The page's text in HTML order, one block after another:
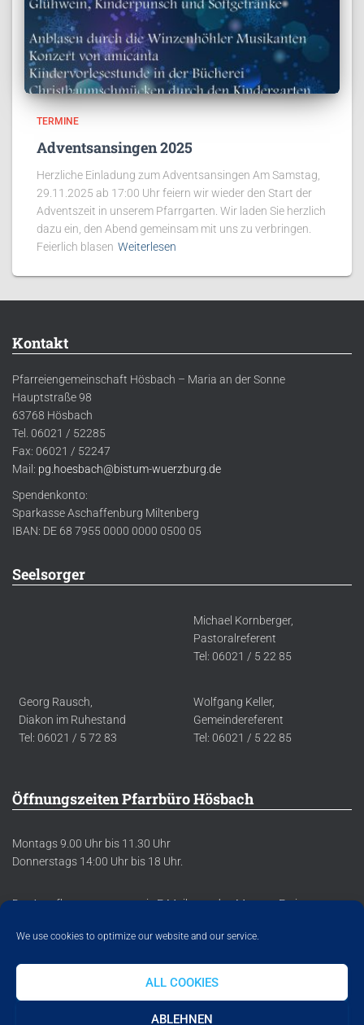
We use cookies to optimize our website and our service.
ALL COOKIES
ABLEHNEN
TERMINE
Adventsansingen 2025
Herzliche Einladung zum Adventsansingen Am Samstag,
29.11.2025 ab 17:00 Uhr feiern wir wieder den Start der
Adventszeit in unserem Pfarrgarten. Wir laden Sie herzlich
dazu ein, den Abend gemeinsam mit uns zu verbringen.
Feierlich blasen Weiterlesen
Kontakt
Pfarreiengemeinschaft Hösbach – Maria an der Sonne
Hauptstraße 98
63768 Hösbach
Tel. 06021 / 52285
Fax: 06021 / 52247
Mail: pg.hoesbach@bistum-wuerzburg.de
Spendenkonto:
Sparkasse Aschaffenburg Miltenberg
IBAN: DE 68 7955 0000 0000 0500 05
Seelsorger
Michael Kornberger,
Pastoralreferent
Tel: 06021 / 5 22 85
Georg Rausch,
Diakon im Ruhestand
Tel: 06021 / 5 72 83
Wolfgang Keller,
Gemeindereferent
Tel: 06021 / 5 22 85
Öffnungszeiten Pfarrbüro Hösbach
Montags 9.00 Uhr bis 11.30 Uhr
Donnerstags 14:00 Uhr bis 18 Uhr.
Der Anrufbeantworter sowie E-Mails werden Montag-Freitag
DATENSCHUTZERKLÄRUNG IMPRESSUM COOKIE POLICY